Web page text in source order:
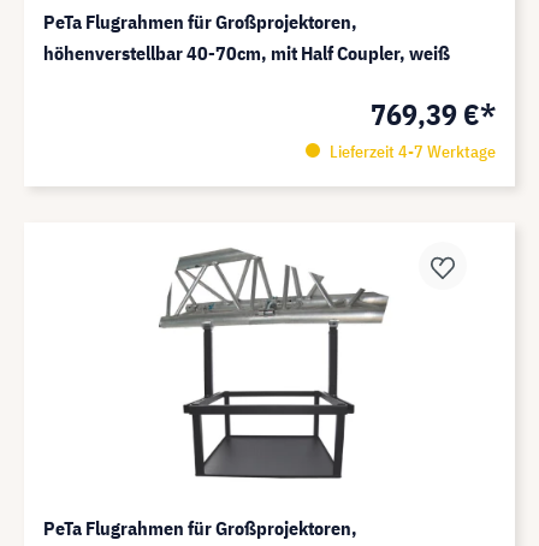
PeTa Flugrahmen für Großprojektoren,
höhenverstellbar 40-70cm, mit Half Coupler, weiß
769,39 €*
Lieferzeit 4-7 Werktage
PeTa Flugrahmen für Großprojektoren,